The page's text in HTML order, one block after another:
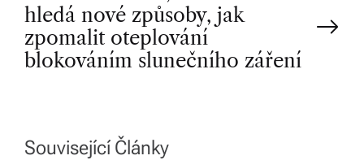
t
a
hledá nové způsoby, jak
zpomalit oteplování
blokováním slunečního záření
Související Články